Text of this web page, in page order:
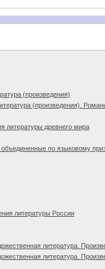
(произведения)
(произведения).
литературы древнего мира
по языковому
литературы России
литература.
литература.